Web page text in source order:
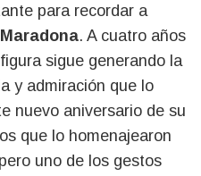
para recordar a
. A cuatro años
sigue generando la
y admiración que lo
nuevo aniversario de su
que lo homenajearon
uno de los gestos